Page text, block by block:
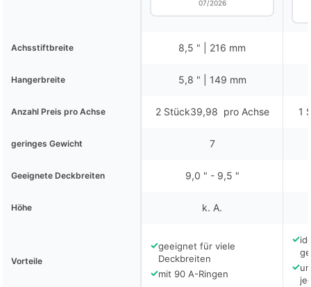
07/2026
Achsstiftbreite 8,5 " | 216 mm
Hangerbreite 5,8 " | 149 mm
Anzahl Preis pro Achse 2 Stück39,98  pro Achse 1
geringes Gewicht 7
Geeignete Deckbreiten 9,0 " - 9,5 "
Höhe k. A.
Vorteile
✓geeignet für viele
Deckbreiten
✓mit 90 A-Ringen
✓
✓